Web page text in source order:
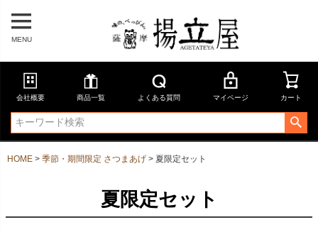
MENU
会社概要 商品一覧 よくある質問 マイページ カート
HOME 季節・期間限定 さつまあげ 夏限定セット
夏限定セット